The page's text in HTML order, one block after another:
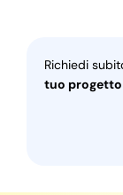
Richiedi
tuo progetto